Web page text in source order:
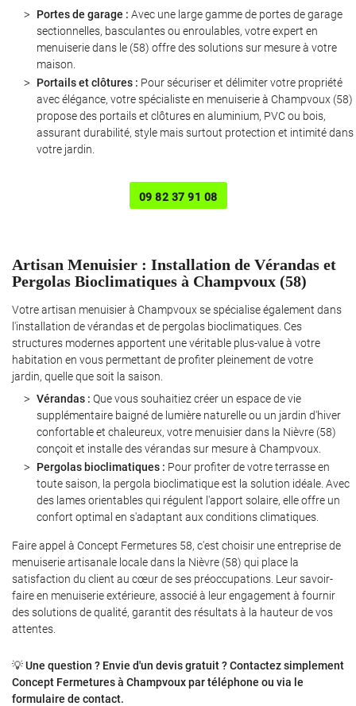
Rejoignez-nous
Restez
INSCRIPTION
Portes de garage : Avec une large gamme de portes de garage
sectionnelles, basculantes ou enroulables, votre expert en
menuiserie dans le (58) offre des solutions sur mesure à votre
maison.
Portails et clôtures : Pour sécuriser et délimiter votre propriété
avec élégance, votre spécialiste en menuiserie à Champvoux (58)
propose des portails et clôtures en aluminium, PVC ou bois,
assurant durabilité, style mais surtout protection et intimité dans
votre jardin.
09 82 37 91 08
Artisan Menuisier : Installation de Vérandas et
Pergolas Bioclimatiques à Champvoux (58)
Votre artisan menuisier à Champvoux se spécialise également dans
l'installation de vérandas et de pergolas bioclimatiques. Ces
structures modernes apportent une véritable plus-value à votre
habitation en vous permettant de profiter pleinement de votre
jardin, quelle que soit la saison.
Vérandas : Que vous souhaitiez créer un espace de vie
supplémentaire baigné de lumière naturelle ou un jardin d'hiver
confortable et chaleureux, votre menuisier dans la Nièvre (58)
conçoit et installe des vérandas sur mesure à Champvoux.
Pergolas bioclimatiques : Pour profiter de votre terrasse en
toute saison, la pergola bioclimatique est la solution idéale. Avec
des lames orientables qui régulent l'apport solaire, elle offre un
confort optimal en s'adaptant aux conditions climatiques.
Faire appel à Concept Fermetures 58, c'est choisir une entreprise de
menuiserie artisanale locale dans la Nièvre (58) qui place la
satisfaction du client au cœur de ses préoccupations. Leur savoir-
faire en menuiserie extérieure, associé à leur engagement à fournir
des solutions de qualité, garantit des résultats à la hauteur de vos
attentes.
💡Une question ? Envie d'un devis gratuit ? Contactez simplement
Concept Fermetures à Champvoux par téléphone ou via le
formulaire de contact.